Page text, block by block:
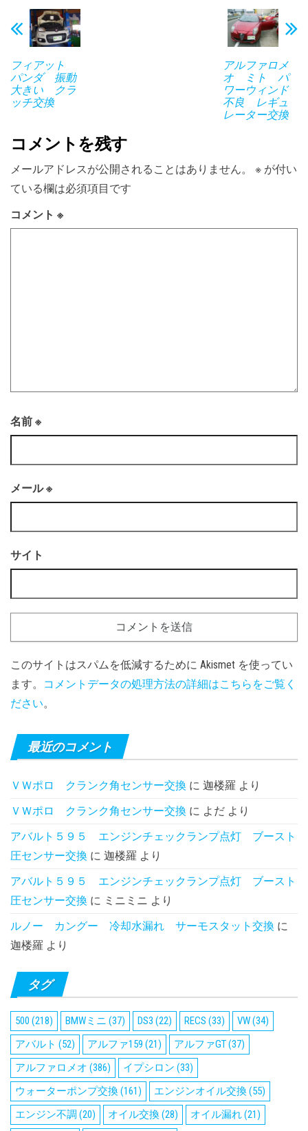
フィアット
パンダ 振動
大きい クラ
ッチ交換
アルファロメ
オ ミト パ
ワーウィンド
不良 レギュ
レーター交換
コメントを残す
メールアドレスが公開されることはありません。 ※ が付い
ている欄は必須項目です
コメント ※
名前 ※
メール※
サイト
このサイトはスパムを低減するために Akismet を使ってい
ます。
コメントデータの処理方法の詳細はこちらをご覧く
ださい。
最近のコメント
ＶＷポロ クランク角センサー交換 に 迦楼羅 より
ＶＷポロ クランク角センサー交換 に よだ より
アバルト５９５ エンジンチェックランプ点灯 ブースト
圧センサー交換 に 迦楼羅 より
アバルト５９５ エンジンチェックランプ点灯 ブースト
圧センサー交換 に ミニミニ より
ルノー カングー 冷却水漏れ サーモスタット交換 に
迦楼羅 より
タグ
500 (218) BMWミニ (37) DS3 (22) RECS (33) VW(34)
アバルト (52) アルファ159 (21) アルファGT(37)
アルファロメオ (386) イプシロン (33)
ウォーターポンプ交換(161) エンジンオイル交換(55)
エンジン不調 (20) オイル交換(28) オイル漏れ(21)